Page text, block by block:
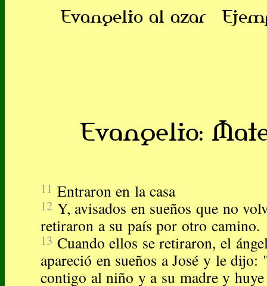
Evangelio al azar
Evangelio:
11 Entraron en la casa
12 Y, avisados en sueños que no
retiraron a su país por otro camino.
13 Cuando ellos se retiraron, el
apareció en sueños a José y le dijo:
contigo al niño y a su madre y